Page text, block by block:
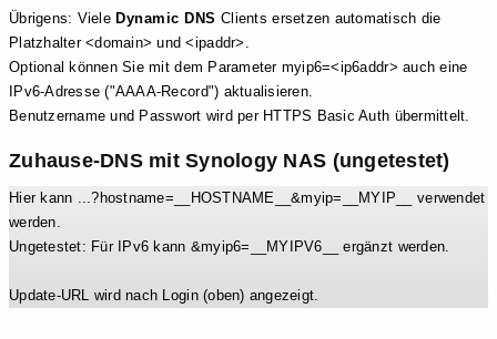
Übrigens: VieleDynamic DNS Clients ersetzen automatisch die
Platzhalter <domain> und <ipaddr>.
Optional können Sie mit dem Parameter myip6=<ip6addr> auch eine
IPv6-Adresse ("AAAA-Record") aktualisieren.
Benutzername und Passwort wird per HTTPS Basic Auth übermittelt.
Zuhause-DNS mit Synology NAS (ungetestet)
Hier kann ...?hostname=__HOSTNAME__&myip=__MYIP__ verwendet
werden.
Ungetestet: Für IPv6 kann &myip6=__MYIPV6__ ergänzt werden.
Update-URL wird nach Login (oben) angezeigt.